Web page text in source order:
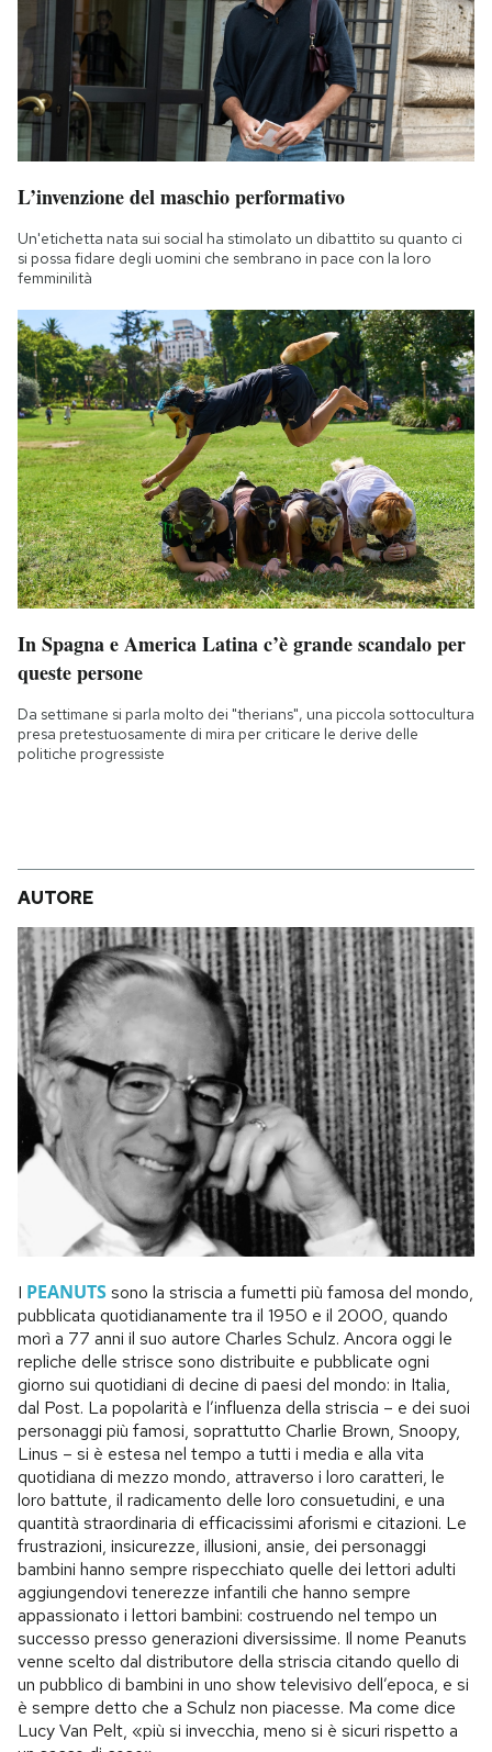
L’invenzione del maschio performativo
Un'etichetta nata sui social ha stimolato un dibattito su quanto ci
si possa fidare degli uomini che sembrano in pace con la loro
femminilità
In Spagna e America Latina c’è grande scandalo per
queste persone
Da settimane si parla molto dei "therians", una piccola sottocultura
presa pretestuosamente di mira per criticare le derive delle
politiche progressiste
AUTORE
I PEANUTSsono la striscia a fumetti più famosa del mondo,
pubblicata quotidianamente tra il 1950 e il 2000, quando
morì a 77 anni il suo autore Charles Schulz. Ancora oggi le
repliche delle strisce sono distribuite e pubblicate ogni
giorno sui quotidiani di decine di paesi del mondo: in Italia,
dal Post. La popolarità e l’influenza della striscia – e dei suoi
personaggi più famosi, soprattutto Charlie Brown, Snoopy,
Linus – si è estesa nel tempo a tutti i media e alla vita
quotidiana di mezzo mondo, attraverso i loro caratteri, le
loro battute, il radicamento delle loro consuetudini, e una
quantità straordinaria di efficacissimi aforismi e citazioni. Le
frustrazioni, insicurezze, illusioni, ansie, dei personaggi
bambini hanno sempre rispecchiato quelle dei lettori adulti
aggiungendovi tenerezze infantili che hanno sempre
appassionato i lettori bambini: costruendo nel tempo un
successo presso generazioni diversissime. Il nome Peanuts
venne scelto dal distributore della striscia citando quello di
un pubblico di bambini in uno show televisivo dell’epoca, e si
è sempre detto che a Schulz non piacesse. Ma come dice
Lucy Van Pelt, «più si invecchia, meno si è sicuri rispetto a